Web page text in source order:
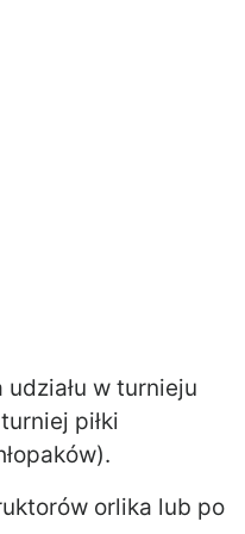
w turnieju
piłki
orlika lub po